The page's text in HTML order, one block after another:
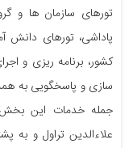
تورهای سازمان ها و
پاداشی، تورهای دانش
کشور، برنامه ریزی و
سازی و پاسخگویی به
جمله خدمات این بخش
علاءالدین تراول و به